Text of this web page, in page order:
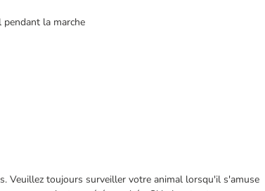
pendant la marche
Veuillez toujours surveiller votre animal lorsqu'il s'amuse